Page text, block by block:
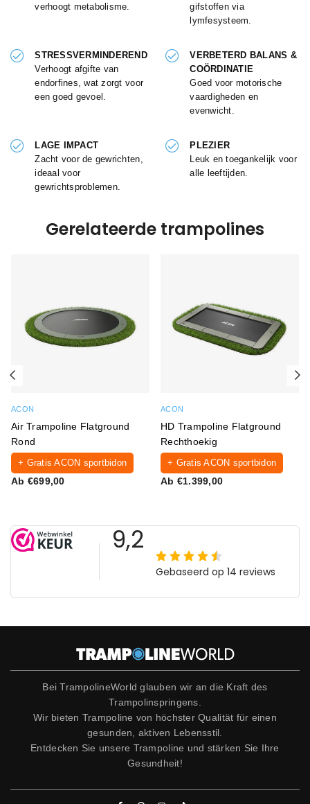
verhoogt metabolisme.
gifstoffen via
lymfesysteem.
STRESSVERMINDEREND
Verhoogt afgifte van
endorfines, wat zorgt voor
een goed gevoel.
VERBETERD BALANS &
COÖRDINATIE
Goed voor motorische
vaardigheden en
evenwicht.
LAGE IMPACT
Zacht voor de gewrichten,
ideaal voor
gewrichtsproblemen.
PLEZIER
Leuk en toegankelijk voor
alle leeftijden.
Gerelateerde trampolines
Previous
ACON
Air Trampoline Flatground
Rond
+ Gratis ACON sportbidon
Ab €699,00
ACON
HD Trampoline Flatground
Rechthoekig
+ Gratis ACON sportbidon
Ab €1.399,00
Bei TrampolineWorld glauben wir an die Kraft des
Trampolinspringens.
Wir bieten Trampoline von höchster Qualität für einen
gesunden, aktiven Lebensstil.
Entdecken Sie unsere Trampoline und stärken Sie Ihre
Gesundheit!